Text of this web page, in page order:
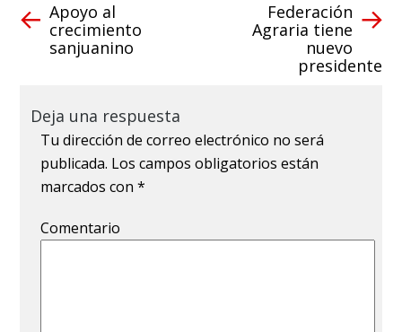
Apoyo al
crecimiento
sanjuanino
Federación
Agraria tiene
nuevo
presidente
Deja una respuesta
Tu dirección de correo electrónico no será
publicada. Los campos obligatorios están
marcados con*
Comentario